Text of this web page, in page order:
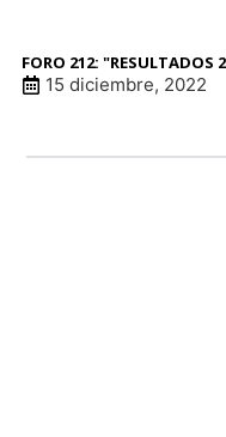
FORO 212: "RESULTADOS
15 diciembre, 2022